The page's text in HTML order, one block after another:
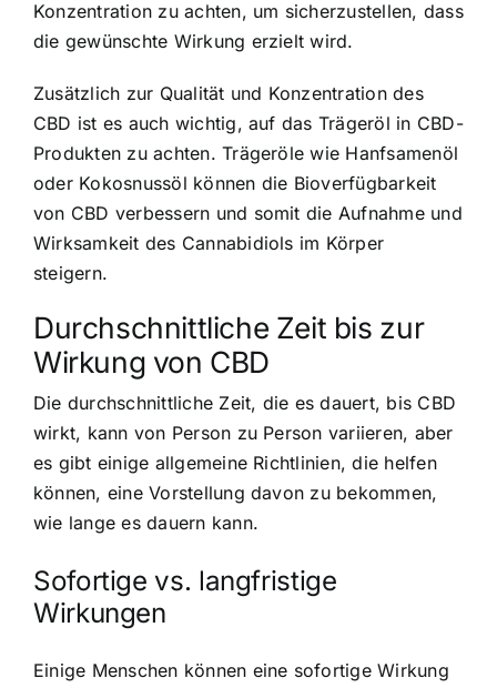
Konzentration zu achten, um sicherzustellen, dass
die gewünschte Wirkung erzielt wird.
Zusätzlich zur Qualität und Konzentration des
CBD ist es auch wichtig, auf das Trägeröl in CBD-
Produkten zu achten. Trägeröle wie Hanfsamenöl
oder Kokosnussöl können die Bioverfügbarkeit
von CBD verbessern und somit die Aufnahme und
Wirksamkeit des Cannabidiols im Körper
steigern.
Durchschnittliche Zeit bis zur
Wirkung von CBD
Die durchschnittliche Zeit, die es dauert, bis CBD
wirkt, kann von Person zu Person variieren, aber
es gibt einige allgemeine Richtlinien, die helfen
können, eine Vorstellung davon zu bekommen,
wie lange es dauern kann.
Sofortige vs. langfristige
Wirkungen
Einige Menschen können eine sofortige Wirkung